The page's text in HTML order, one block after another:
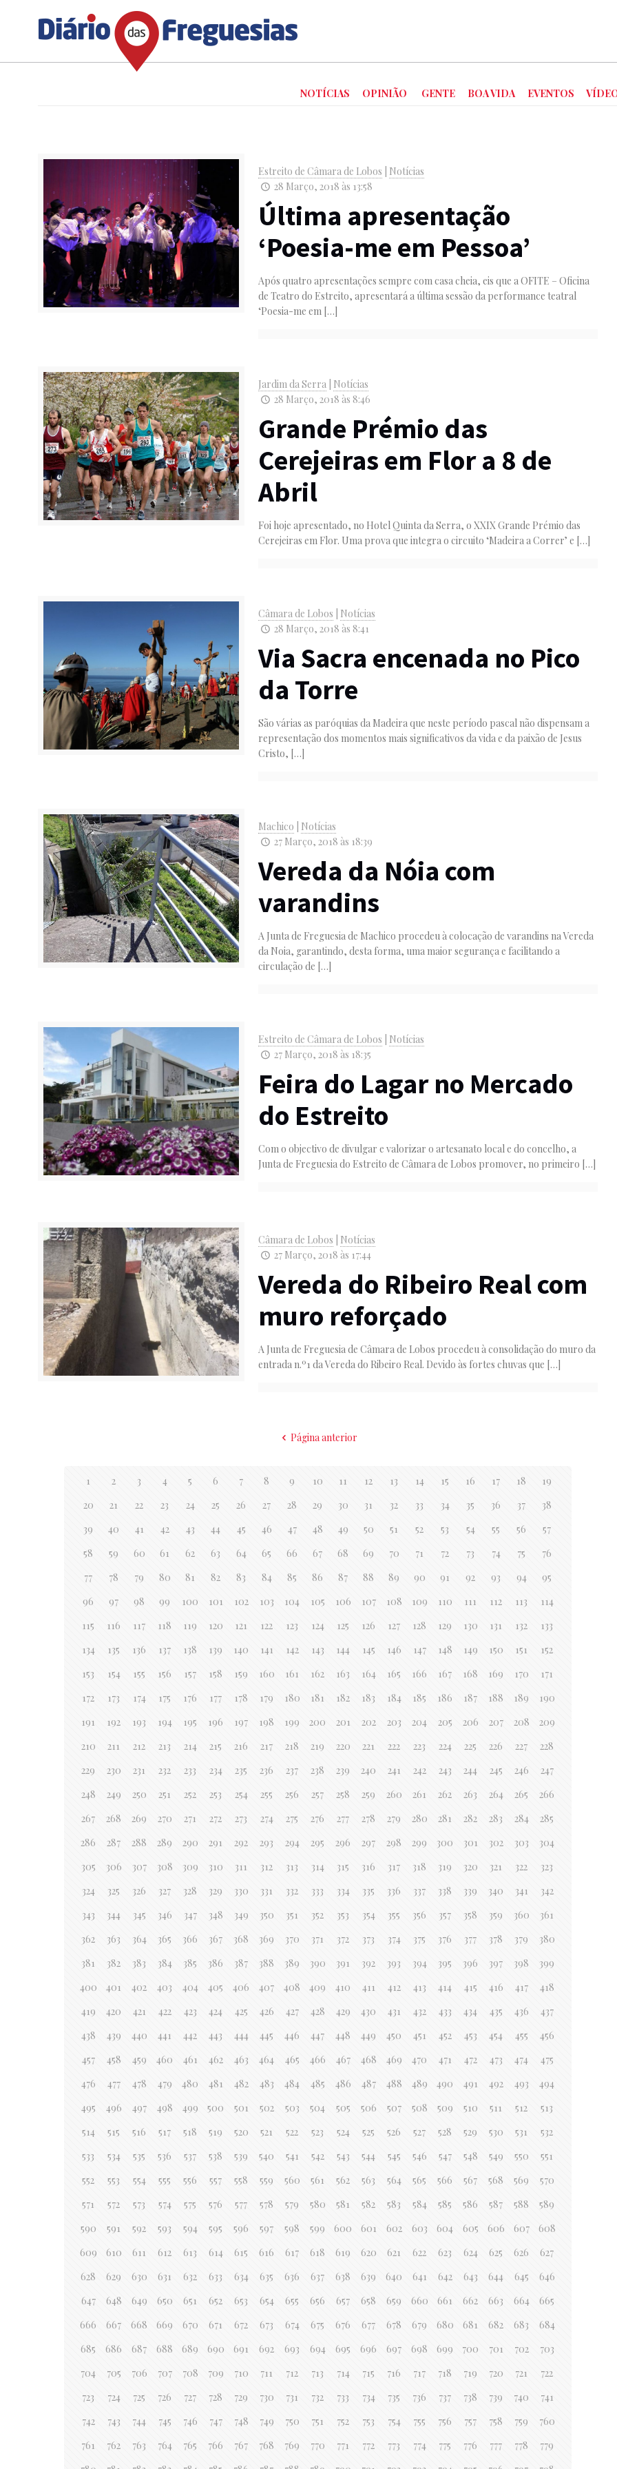
NOTÍCIAS OPINIÃO GENTE BOA VIDA EVENTOS
Estreito de Câmara de Lobos
Notícias
28 Março, 2018 às 13:58
Última apresentação
‘Poesia-me em Pessoa’
Após quatro apresentações sempre com casa cheia, eis que a OFITE – Oficina
de Teatro do Estreito, apresentará a última sessão da performance teatral
‘Poesia-me em […]
Jardim da Serra Notícias
28 Março, 2018 às 8:46
Grande Prémio das
Cerejeiras em Flor a 8 de
Abril
Foi hoje apresentado, no Hotel Quinta da Serra, o XXIX Grande Prémio das
Cerejeiras em Flor. Uma prova que integra o circuito ‘Madeira a Correr’ e […]
Câmara de Lobos
Notícias
28 Março, 2018 às 8:41
Via Sacra encenada no Pico
da Torre
São várias as paróquias da Madeira que neste período pascal não dispensam a
representação dos momentos mais significativos da vida e da paixão de Jesus
Cristo, […]
Machico
Notícias
27 Março, 2018 às 18:39
Vereda da Nóia com
varandins
A Junta de Freguesia de Machico procedeu à colocação de varandins na Vereda
da Noia, garantindo, desta forma, uma maior segurança e facilitando a
circulação de […]
Estreito de Câmara de Lobos
Notícias
27 Março, 2018 às 18:35
Feira do Lagar no Mercado
do Estreito
Com o objectivo de divulgar e valorizar o artesanato local e do concelho, a
Junta de Freguesia do Estreito de Câmara de Lobos promover, no primeiro […]
Câmara de Lobos
Notícias
27 Março, 2018 às 17:44
Vereda do Ribeiro Real com
muro reforçado
A Junta de Freguesia de Câmara de Lobos procedeu à consolidação do muro da
entrada n.º1 da Vereda do Ribeiro Real. Devido às fortes chuvas que […]
Página anterior
1 2 3 4 5 6 7 8 9 10 11 12 13 14 15 16 17 18
19
20
21 22 23 24 25 26 27 28 29 30 31 32 33 34 35 36 37
38
39
40 41 42 43 44 45 46 47 48 49 50 51 52 53 54 55 56
57
58
59 60 61 62 63 64 65 66 67 68 69 70 71 72 73 74 75
76
77
78 79 80 81 82 83 84 85 86 87 88 89 90 91 92 93 94
95
96
97 98 99 100 101 102 103 104 105 106 107 108 109 110 111 112 113
114
115
116 117 118 119 120 121 122 123 124 125 126 127 128 129 130 131 132
133
134
135 136 137 138 139 140 141 142 143 144 145 146 147 148 149 150 151
152
153
154 155 156 157 158 159 160 161 162 163 164 165 166 167 168 169 170
171
172
173 174 175 176 177 178 179 180 181 182 183 184 185 186 187 188 189
190
191
192 193 194 195 196 197 198 199 200 201 202 203 204 205 206 207 208
209
210
211 212 213 214 215 216 217 218 219 220 221 222 223 224 225 226 227
228
229
230 231 232 233 234 235 236 237 238 239 240 241 242 243 244 245 246
247
248
249 250 251 252 253 254 255 256 257 258 259 260 261 262 263 264 265
266
267
268 269 270 271 272 273 274 275 276 277 278 279 280 281 282 283 284
285
286
287 288 289 290 291 292 293 294 295 296 297 298 299 300 301 302 303
304
305
306 307 308 309 310 311 312 313 314 315 316 317 318 319 320 321 322
323
324
325 326 327 328 329 330 331 332 333 334 335 336 337 338 339 340 341
342
343
344 345 346 347 348 349 350 351 352 353 354 355 356 357 358 359 360
361
362
363 364 365 366 367 368 369 370 371 372 373 374 375 376 377 378 379
380
381
382 383 384 385 386 387 388 389 390 391 392 393 394 395 396 397 398
399
400
401 402 403 404 405 406 407 408 409 410 411 412 413 414 415 416 417
418
419
420 421 422 423 424 425 426 427 428 429 430 431 432 433 434 435 436
437
438
439 440 441 442 443 444 445 446 447 448 449 450 451 452 453 454 455
456
457
458 459 460 461 462 463 464 465 466 467 468 469 470 471 472 473 474
475
476
477 478 479 480 481 482 483 484 485 486 487 488 489 490 491 492 493
494
495
496 497 498 499 500 501 502 503 504 505 506 507 508 509 510 511 512
513
514
515 516 517 518 519 520 521 522 523 524 525 526 527 528 529 530 531
532
533
534 535 536 537 538 539 540 541 542 543 544 545 546 547 548 549 550
551
552
553 554 555 556 557 558 559 560 561 562 563 564 565 566 567 568 569
570
571
572 573 574 575 576 577 578 579 580 581 582 583 584 585 586 587 588
589
590
591 592 593 594 595 596 597 598 599 600 601 602 603 604 605 606 607
608
609
610 611 612 613 614 615 616 617 618 619 620 621 622 623 624 625 626
627
628
629 630 631 632 633 634 635 636 637 638 639 640 641 642 643 644 645
646
647
648 649 650 651 652 653 654 655 656 657 658 659 660 661 662 663 664
665
666
667 668 669 670 671 672 673 674 675 676 677 678 679 680 681 682 683
684
685
686 687 688 689 690 691 692 693 694 695 696 697 698 699 700 701 702
703
704
705 706 707 708 709 710 711 712 713 714 715 716 717 718 719 720 721
722
723
724 725 726 727 728 729 730 731 732 733 734 735 736 737 738 739 740
741
742
743 744 745 746 747 748 749 750 751 752 753 754 755 756 757 758 759
760
761
762 763 764 765 766 767 768 769 770 771 772 773 774 775 776 777 778
779